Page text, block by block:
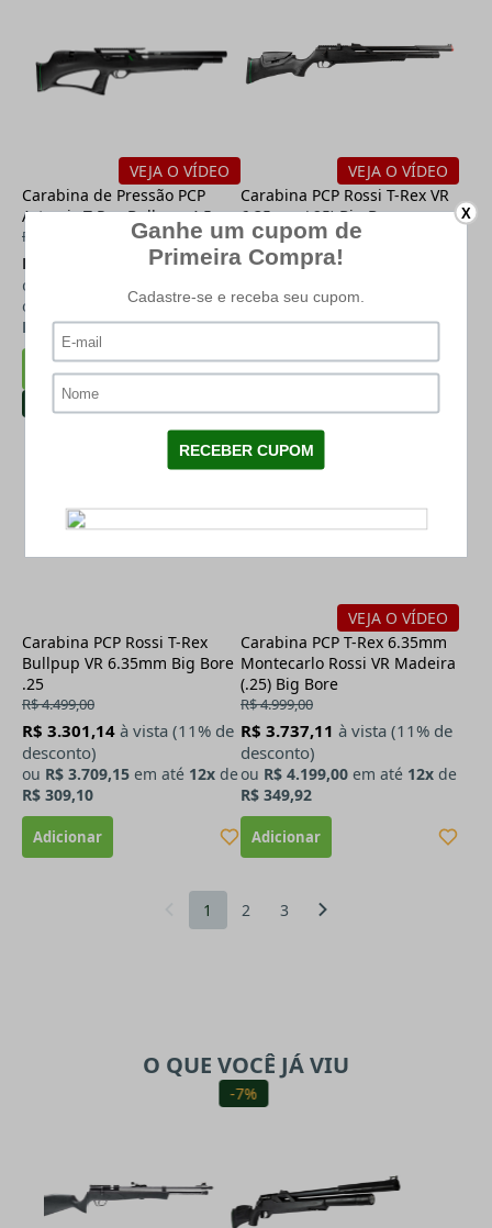
VEJA O VÍDEO
Carabina de Pressão PCP
Artemis T-Rex Bullpup 4.5mm
R$ 3.599,00
R$ 2.847,11
à vista (11% de
desconto)
ou R$ 3.199,00em até12x de
R$ 266,58
VEJA O VÍDEO
Carabina PCP Rossi T-Rex VR
6.35mm (.25) Big Bore
R$ 4.899,00
R$ 3.301,01à vista (11% de
ouR$ 3.709,00em até
R$ 309,08
-18%
Carabina PCP Rossi T-Rex
Bullpup VR 6.35mm Big Bore
.25
R$ 4.499,00
R$ 3.301,14 à vista (11% de
desconto)
ou R$ 3.709,15 em até 12x de
R$ 309,10
VEJA O VÍDEO
Carabina PCP T-Rex 6.35mm
Montecarlo Rossi VR Madeira
(.25) Big Bore
R$ 4.999,00
R$ 3.737,11 à vista (11% de
desconto)
ou R$ 4.199,00 em até 12x de
R$ 349,92
1 2 3
O QUE VOCÊ JÁ VIU
-7%
X